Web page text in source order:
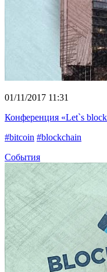
01/11/2017 11:31
Конференция «Let`s
#bitcoin #blockchain
События